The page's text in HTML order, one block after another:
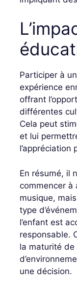
Participer à
expérience
offrant
différentes
Cela peut
et lui
l’appréciation
En résumé, il
commencer à
musique,
type
l’enfant est
responsable.
la maturité
une décision.